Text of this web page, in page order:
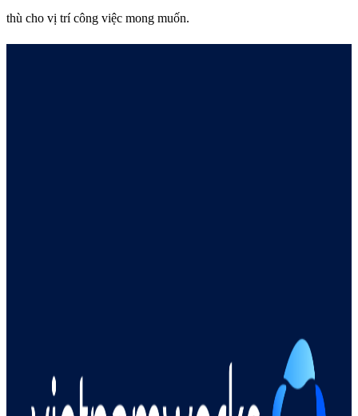
thù cho vị trí công việc mong muốn.